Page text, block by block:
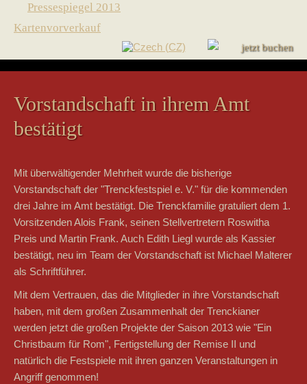
Pressespiegel 2013
Kartenvorverkauf
Vorstandschaft in ihrem Amt
bestätigt
Mit überwältigender Mehrheit wurde die bisherige
Vorstandschaft der "Trenckfestspiel e. V." für die kommenden
drei Jahre im Amt bestätigt. Die Trenckfamilie gratuliert dem 1.
Vorsitzenden Alois Frank, seinen Stellvertretern Roswitha
Preis und Martin Frank. Auch Edith Liegl wurde als Kassier
bestätigt, neu im Team der Vorstandschaft ist Michael Malterer
als Schriftführer.
Mit dem Vertrauen, das die Mitglieder in ihre Vorstandschaft
haben, mit dem großen Zusammenhalt der Trenckianer
werden jetzt die großen Projekte der Saison 2013 wie "Ein
Christbaum für Rom", Fertigstellung der Remise II und
natürlich die Festspiele mit ihren ganzen Veranstaltungen in
Angriff genommen!